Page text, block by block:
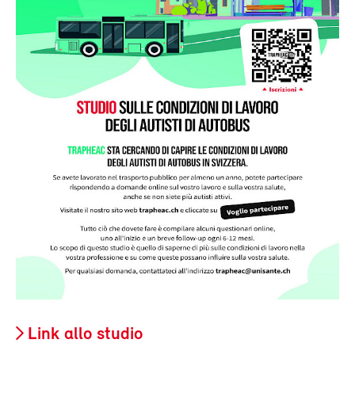
Link allo studio